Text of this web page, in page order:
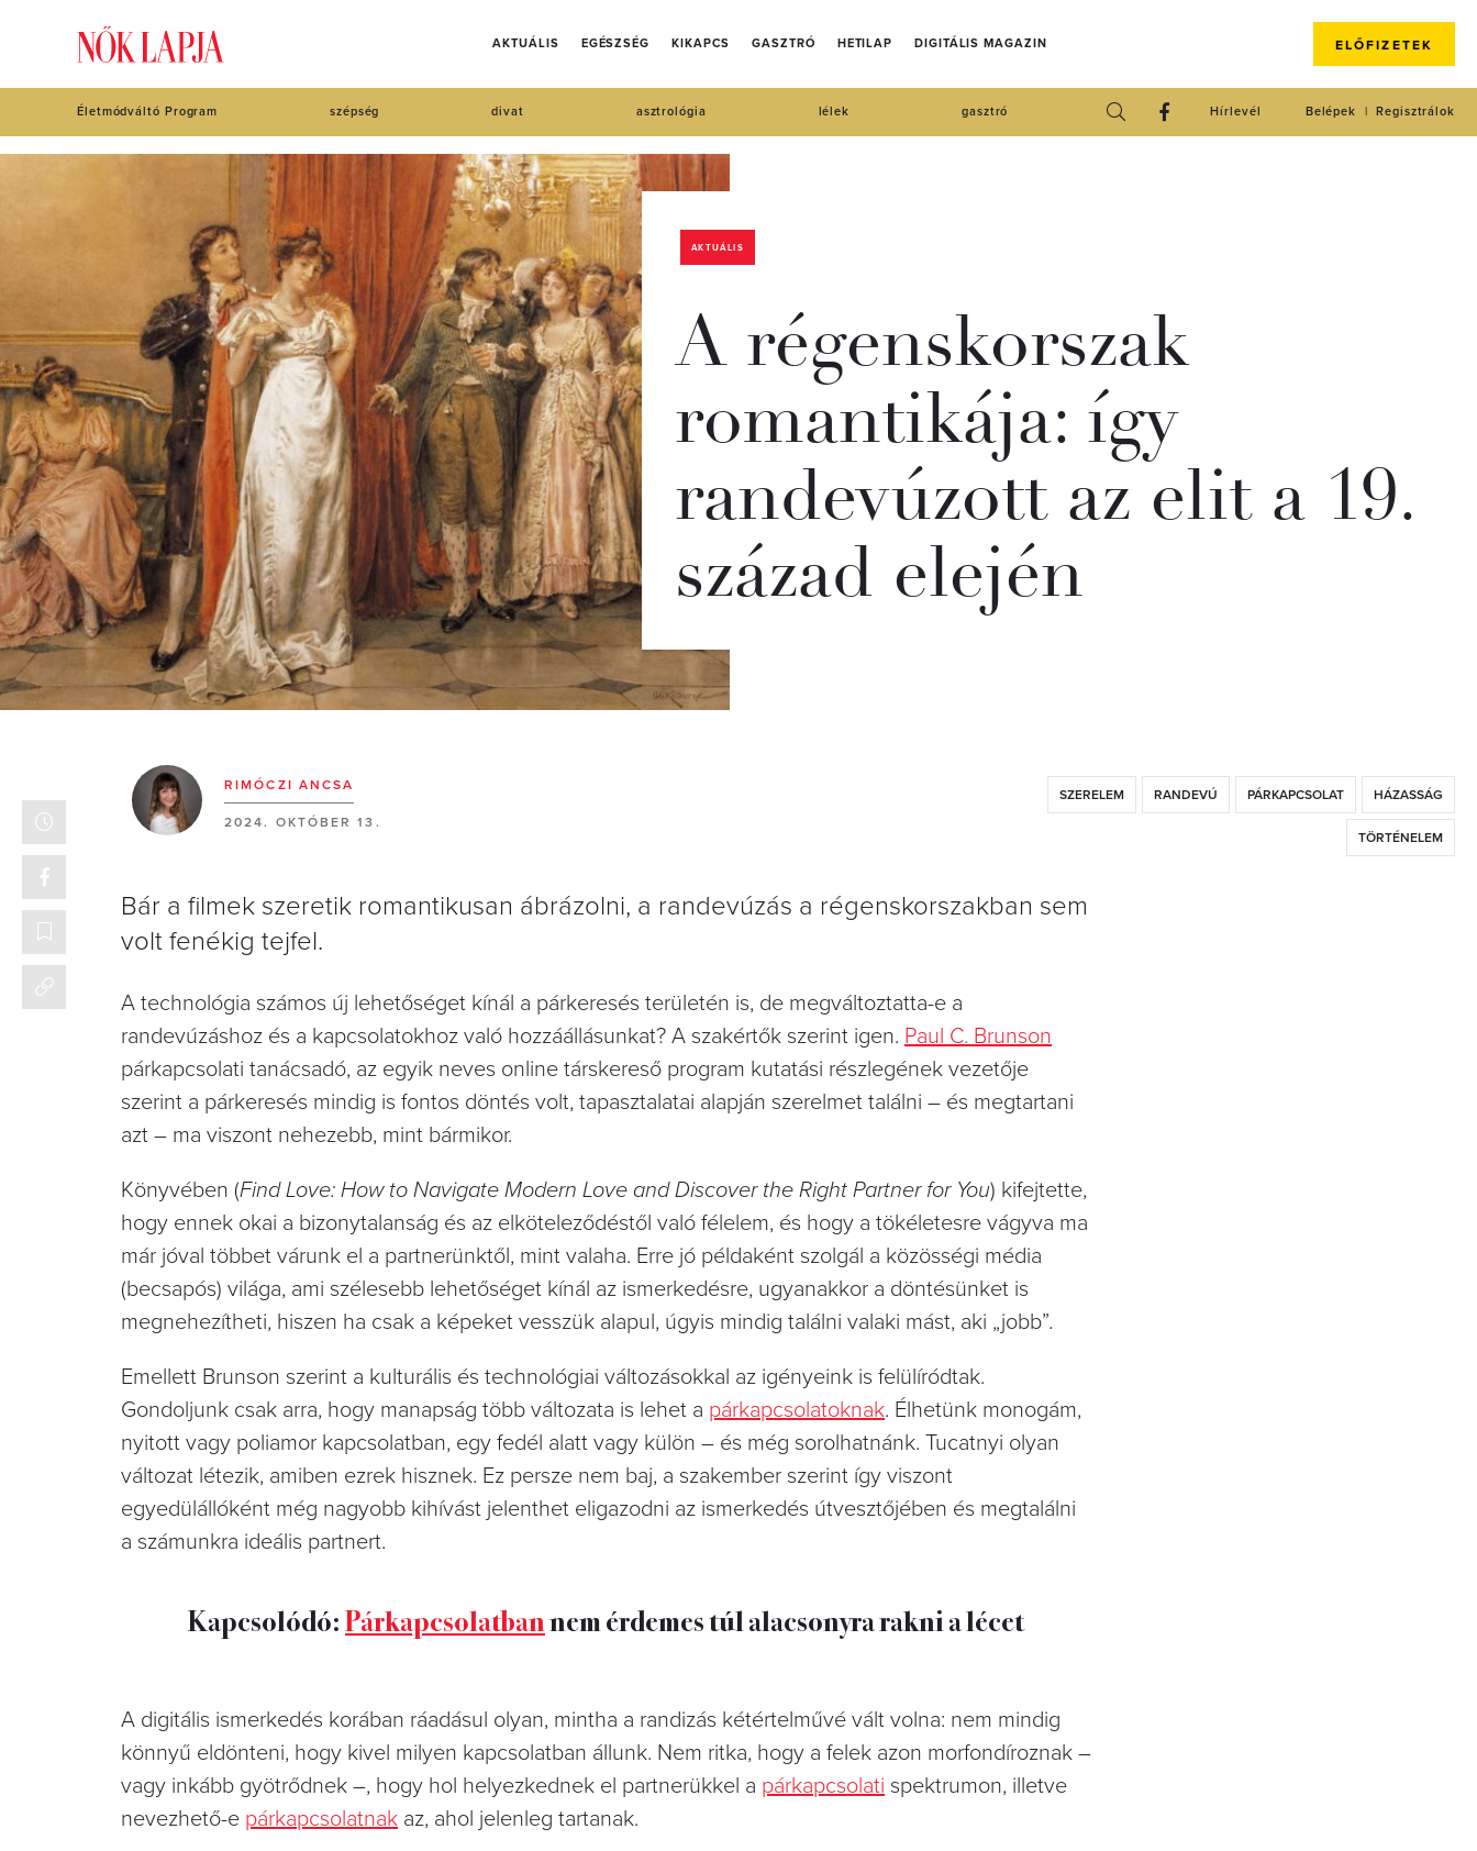
AKTUÁLIS EGÉSZSÉG KIKAPCS GASZTRÓ HETILAP DIGITÁLIS MAGAZIN ELŐFIZETEK
Életmódváltó Program szépség divat asztrológia lélek gasztró Regisztrálok
Belépek
Hírlevél
AKTUÁLIS
A régenskorszak
romantikája: így
randevúzott az elit a 19.
század elején
RIMÓCZI ANCSA
2024. OKTÓBER 13.
SZERELEM RANDEVÚ PÁRKAPCSOLAT HÁZASSÁG
TÖRTÉNELEM
Bár a filmek szeretik romantikusan ábrázolni, a randevúzás a régenskorszakban sem
volt fenékig tejfel.
A technológia számos új lehetőséget kínál a párkeresés területén is, de megváltoztatta-e a
randevúzáshoz és a kapcsolatokhoz való hozzáállásunkat? A szakértők szerint igen. Paul C. Brunson
párkapcsolati tanácsadó, az egyik neves online társkereső program kutatási részlegének vezetője
szerint a párkeresés mindig is fontos döntés volt, tapasztalatai alapján szerelmet találni – és megtartani
azt – ma viszont nehezebb, mint bármikor.
Könyvében (Find Love: How to Navigate Modern Love and Discover the Right Partner for You) kifejtette,
hogy ennek okai a bizonytalanság és az elköteleződéstől való félelem, és hogy a tökéletesre vágyva ma
már jóval többet várunk el a partnerünktől, mint valaha. Erre jó példaként szolgál a közösségi média
(becsapós) világa, ami szélesebb lehetőséget kínál az ismerkedésre, ugyanakkor a döntésünket is
megnehezítheti, hiszen ha csak a képeket vesszük alapul, úgyis mindig találni valaki mást, aki „jobb”.
Emellett Brunson szerint a kulturális és technológiai változásokkal az igényeink is felülíródtak.
Gondoljunk csak arra, hogy manapság több változata is lehet a párkapcsolatoknak. Élhetünk monogám,
nyitott vagy poliamor kapcsolatban, egy fedél alatt vagy külön – és még sorolhatnánk. Tucatnyi olyan
változat létezik, amiben ezrek hisznek. Ez persze nem baj, a szakember szerint így viszont
egyedülállóként még nagyobb kihívást jelenthet eligazodni az ismerkedés útvesztőjében és megtalálni
a számunkra ideális partnert.
Kapcsolódó:Párkapcsolatbannem érdemes túl alacsonyra rakni a lécet
A digitális ismerkedés korában ráadásul olyan, mintha a randizás kétértelművé vált volna: nem mindig
könnyű eldönteni, hogy kivel milyen kapcsolatban állunk. Nem ritka, hogy a felek azon morfondíroznak –
vagy inkább gyötrődnek –, hogy hol helyezkednek el partnerükkel a párkapcsolati spektrumon, illetve
nevezhető-e párkapcsolatnak az, ahol jelenleg tartanak.